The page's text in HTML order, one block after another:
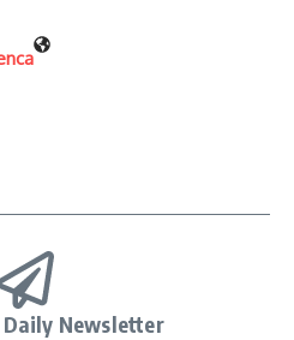
Daily Newsletter